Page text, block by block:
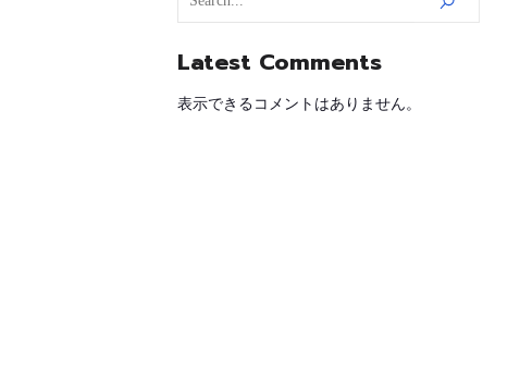
Latest Comments
表示できるコメントはありません。